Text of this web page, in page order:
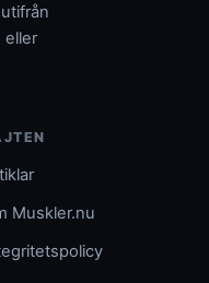
eller
Muskler.nu